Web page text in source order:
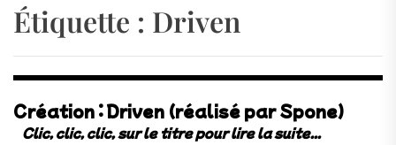
Étiquette : Driven
Création : Driven (réalisé par Spone)